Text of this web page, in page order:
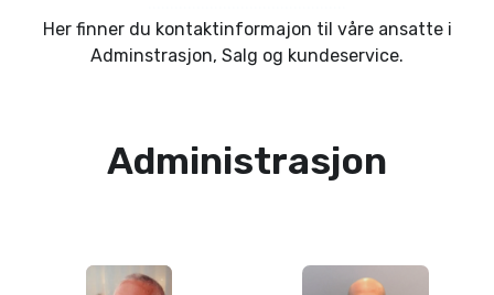
Her finner du kontaktinformajon til våre ansatte i
Adminstrasjon, Salg og kundeservice.
Administrasjon